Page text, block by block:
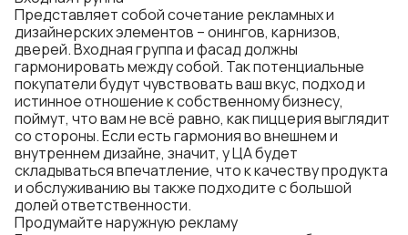
Представляет собой сочетание рекламных и
дизайнерских элементов – онингов, карнизов,
дверей. Входная группа и фасад должны
гармонировать между собой. Так потенциальные
покупатели будут чувствовать ваш вкус, подход и
истинное отношение к собственному бизнесу,
поймут, что вам не всё равно, как пиццерия выглядит
со стороны. Если есть гармония во внешнем и
внутреннем дизайне, значит, у ЦА будет
складываться впечатление, что к качеству продукта
и обслуживанию вы также подходите с большой
долей ответственности.
Продумайте наружную рекламу